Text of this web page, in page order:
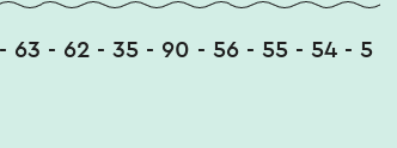
63 - 62 - 35 - 90 - 56 - 55 - 54 - 5